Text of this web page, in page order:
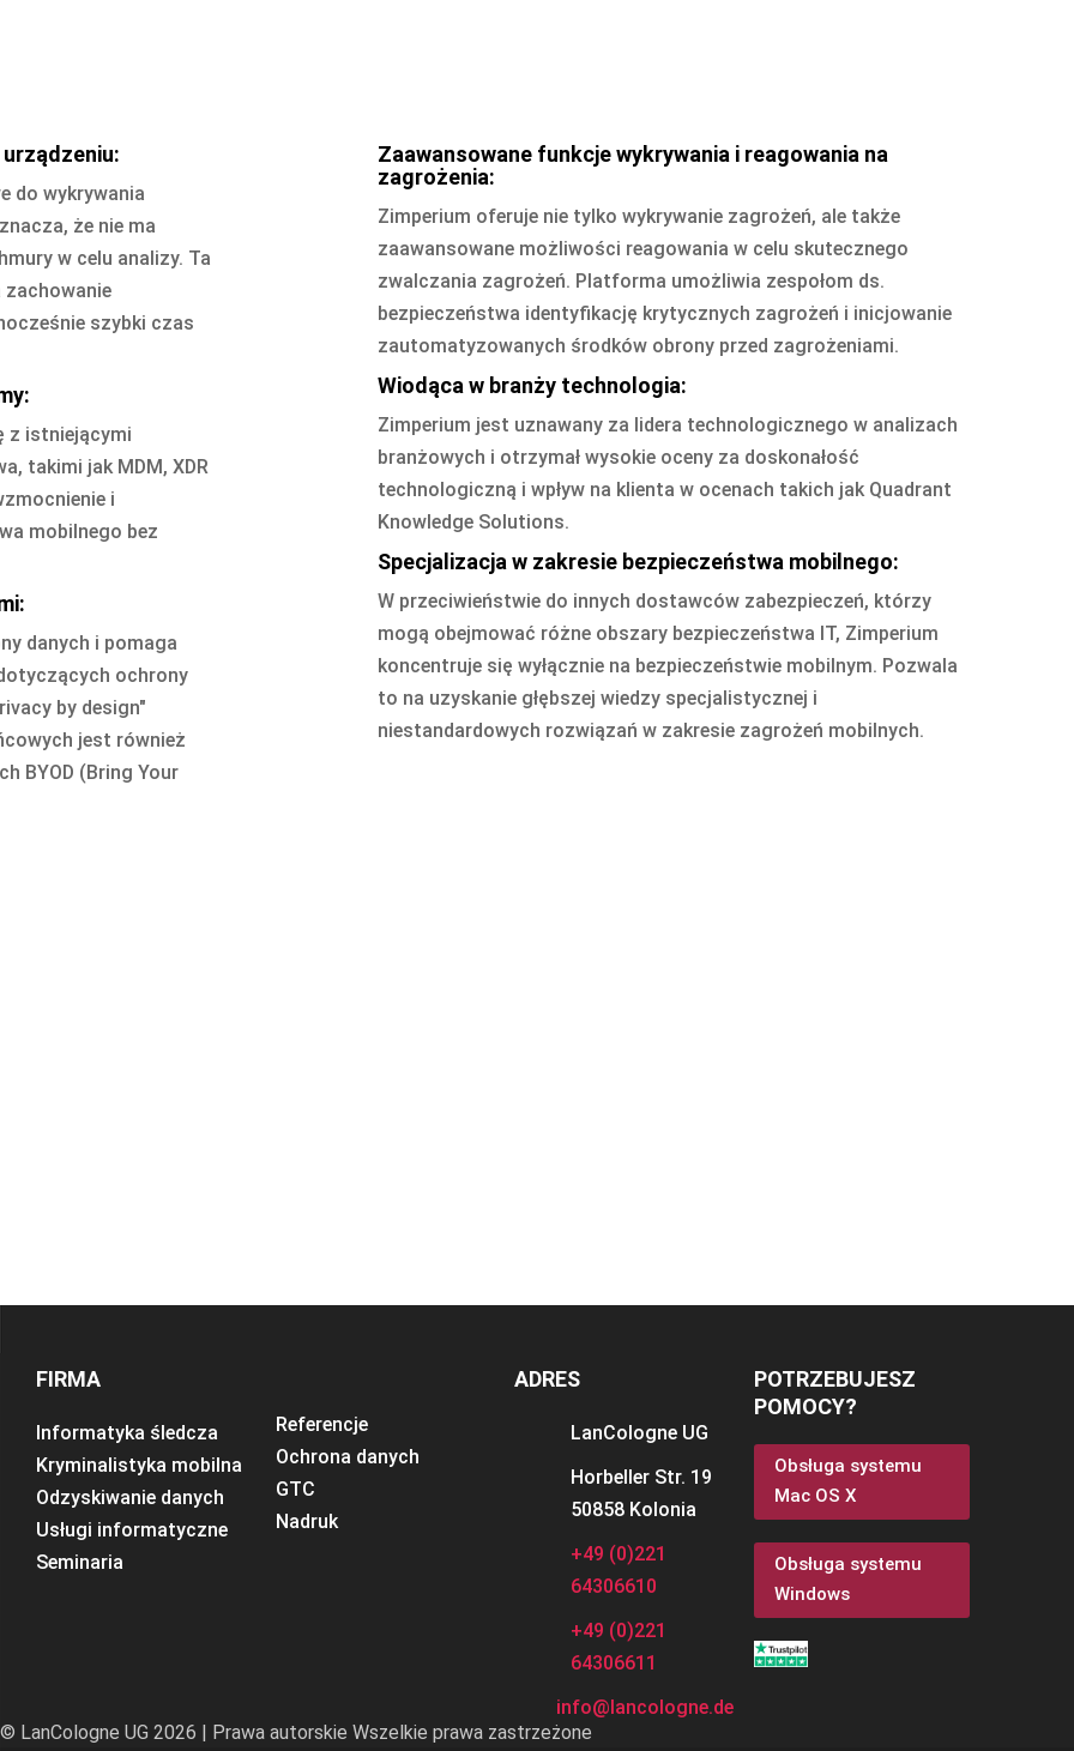
do wykrywania
że nie ma
w celu analizy. Ta
zachowanie
szybki czas
z istniejącymi
takimi jak MDM, XDR
i
mobilnego bez
danych i pomaga
ochrony
by design"
jest również
BYOD (Bring Your
Zaawansowane funkcje wykrywania i reagowania na
zagrożenia:
Zimperium oferuje nie tylko wykrywanie zagrożeń, ale także
zaawansowane możliwości reagowania w celu skutecznego
zwalczania zagrożeń. Platforma umożliwia zespołom ds.
bezpieczeństwa identyfikację krytycznych zagrożeń i inicjowanie
zautomatyzowanych środków obrony przed zagrożeniami.
Wiodąca w branży technologia:
Zimperium jest uznawany za lidera technologicznego w analizach
branżowych i otrzymał wysokie oceny za doskonałość
technologiczną i wpływ na klienta w ocenach takich jak Quadrant
Knowledge Solutions.
Specjalizacja w zakresie bezpieczeństwa mobilnego:
W przeciwieństwie do innych dostawców zabezpieczeń, którzy
mogą obejmować różne obszary bezpieczeństwa IT, Zimperium
koncentruje się wyłącznie na bezpieczeństwie mobilnym. Pozwala
to na uzyskanie głębszej wiedzy specjalistycznej i
niestandardowych rozwiązań w zakresie zagrożeń mobilnych.
FIRMA
Informatyka śledcza
Kryminalistyka mobilna
Odzyskiwanie danych
Usługi informatyczne
Seminaria
Referencje
Ochrona danych
GTC
Nadruk
ADRES
LanCologne UG
Horbeller Str. 19
50858 Kolonia
+49 (0)221
64306610
+49 (0)221
64306611
info@lancologne.de
POTRZEBUJESZ
POMOCY?
Obsługa systemu
Mac OS X
Obsługa systemu
Windows
© LanCologne UG 2026 | Prawa autorskie Wszelkie prawa zastrzeżone